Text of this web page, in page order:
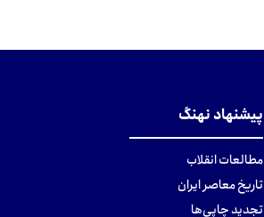
پیشنهاد نهنگ
مطالعات انقلاب
تاریخ معاصر ایران
تجدید چاپی‌ها